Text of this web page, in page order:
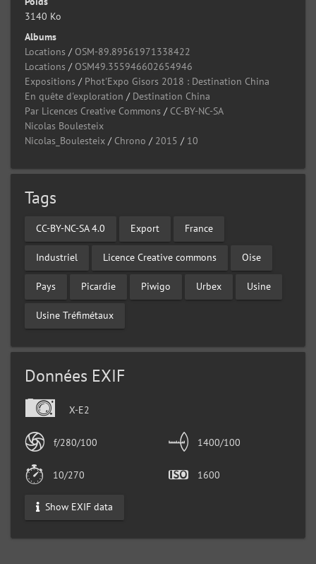
3140 Ko
Albums
Locations / OSM-89.89561971338422
Locations / OSM49.355946602654946
Expositions / Phot'Expo Gisors 2018 : Destination China
En quête d'exploration / Destination China
Par Licences Creative Commons / CC-BY-NC-SA
Nicolas Boulesteix
Nicolas_Boulesteix / Chrono / 2015 / 10
Tags
CC-BY-NC-SA 4.0 Export France
Industriel Licence Creative commons Oise
Pays Picardie Piwigo Urbex Usine
Usine Tréfimétaux
Données EXIF
X-E2
f/280/100 1400/100
10/270 1600
Show EXIF data